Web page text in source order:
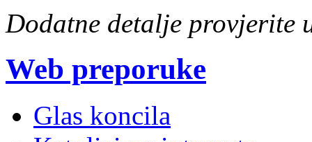
Dodatne detalje provjerite
Web preporuke
Glas koncila